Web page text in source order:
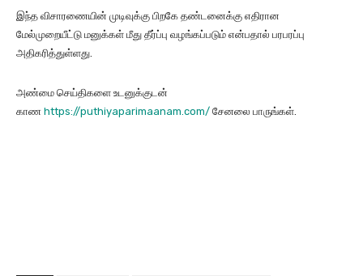
இந்த விசாரணையின் முடிவுக்கு பிறகே தண்டனைக்கு எதிரான
மேல்முறையீட்டு மனுக்கள் மீது தீர்ப்பு வழங்கப்படும் என்பதால் பரபரப்பு
அதிகரித்துள்ளது.
அண்மை செய்திகளை உடனுக்குடன்
காண https://puthiyaparimaanam.com/ சேனலை பாருங்கள்.